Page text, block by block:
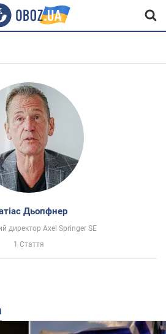
Дьопфнер
директор Axel Springer SE
1 Стаття